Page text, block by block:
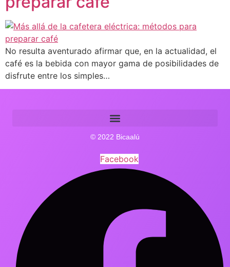
No resulta aventurado afirmar que, en la actualidad, el
café es la bebida con mayor gama de posibilidades de
disfrute entre los simples…
© 2022 Bicaalú
Facebook